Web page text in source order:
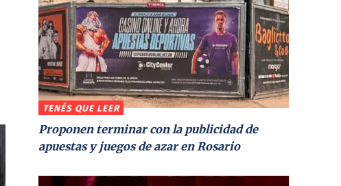
TENÉS QUE LEER
Proponen terminar con la publicidad de
apuestas y juegos de azar en Rosario